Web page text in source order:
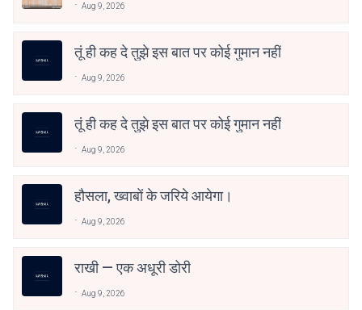
Aug 9, 2026
तूं ही कह दे तुझे इस बात पर कोई गुमान नहीं
Aug 9, 2026
तूं ही कह दे तुझे इस बात पर कोई गुमान नहीं
Aug 9, 2026
हौसला, ख्वाबों के जरिये आयेगा।
Aug 9, 2026
राखी — एक अधूरी डोरी
Aug 9, 2026